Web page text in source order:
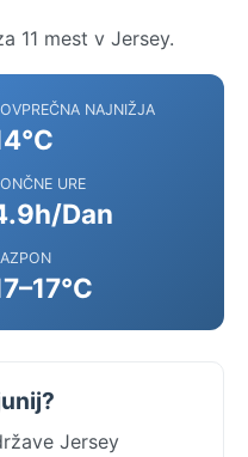
11 mest v Jersey.
NAJNIŽJA
URE
Dan
Jersey